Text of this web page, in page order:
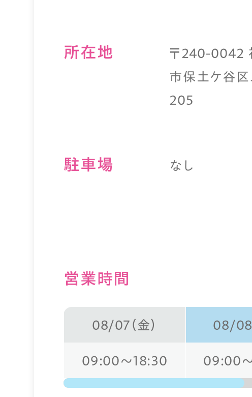
所在地
〒240-0042
市保土ケ谷
205
駐⾞場 なし
営業時間
08/07（金） 08/08
09:00～18:30 09:00